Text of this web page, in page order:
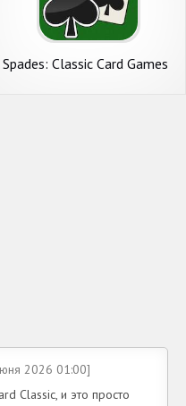
Spades: Classic Card Games
2026 01:00]
Classic, и это просто